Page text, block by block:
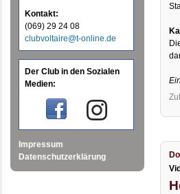
Kontakt:
(069) 29 24 08
clubvoltaire@t-online.de
Der Club in den Sozialen
Medien:
Impressum
Datenschutzerklärung